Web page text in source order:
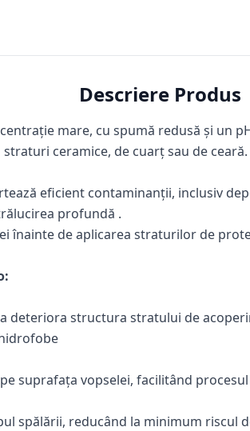
Descriere Produs
mare, cu spumă redusă și un
ceramice, de cuarț sau de ceară.
eficient contaminanții, inclusiv
profundă .
înainte de aplicarea straturilor de
deteriora structura stratului de
suprafața vopselei, facilitând
spălării, reducând la minimum riscul